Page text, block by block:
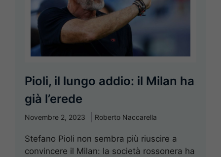
Pioli, il lungo addio: il Milan ha
già l’erede
Novembre 2, 2023 Roberto Naccarella
Stefano Pioli non sembra più riuscire a
convincere il Milan: la società rossonera ha